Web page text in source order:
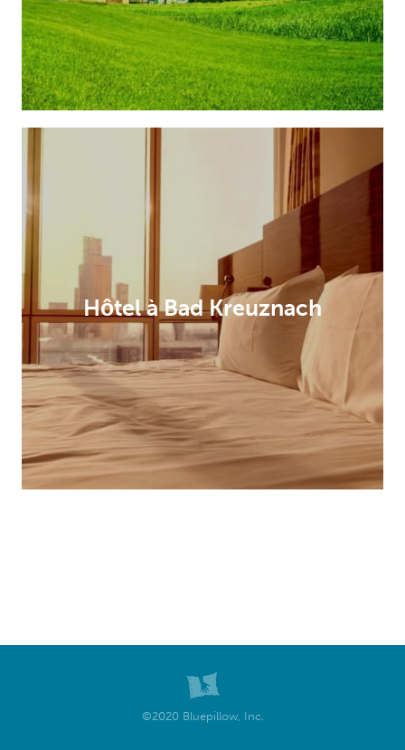
Hôtel à Bad Kreuznach
©2020 Bluepillow, Inc.